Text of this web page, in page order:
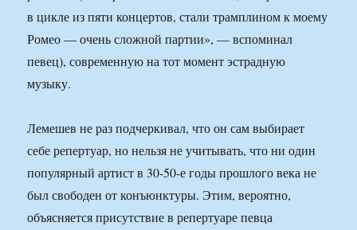
в цикле из пяти концертов, стали трамплином к моему
Ромео — очень сложной партии», — вспоминал
певец), современную на тот момент эстрадную
музыку.
Лемешев не раз подчеркивал, что он сам выбирает
себе репертуар, но нельзя не учитывать, что ни один
популярный артист в 30-50-е годы прошлого века не
был свободен от конъюнктуры. Этим, вероятно,
объясняется присутствие в репертуаре певца